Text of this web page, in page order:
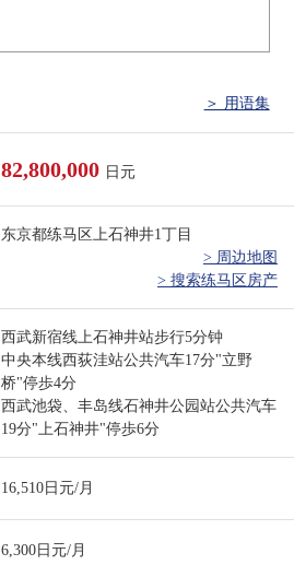
＞ 用语集
82,800,000 日元
东京都练马区上石神井1丁目
> 周边地图
> 搜索练马区房产
西武新宿线上石神井站步行5分钟
中央本线西荻洼站公共汽车17分"立野
桥"停歩4分
西武池袋、丰岛线石神井公园站公共汽车
19分"上石神井"停歩6分
16,510日元/月
6,300日元/月